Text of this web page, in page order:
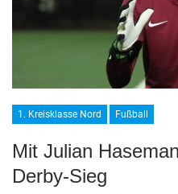
1. Kreisklasse Nord Fußball
Mit Julian
Derby-Sieg